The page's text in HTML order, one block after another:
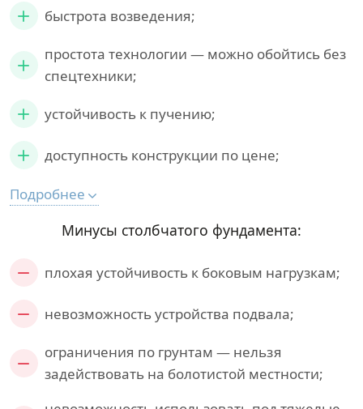
быстрота возведения;
простота технологии — можно обойтись без
спецтехники;
устойчивость к пучению;
доступность конструкции по цене;
Подробнее
Минусы столбчатого фундамента:
плохая устойчивость к боковым нагрузкам;
невозможность устройства подвала;
ограничения по грунтам — нельзя
задействовать на болотистой местности;